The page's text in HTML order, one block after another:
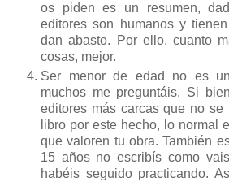
os piden es un resumen,
editores son humanos y
dan abasto. Por ello, cuanto
cosas, mejor.
Ser menor de edad no es
muchos me preguntáis. Si
editores más carcas que no se
libro por este hecho, lo normal
que valoren tu obra. También
15 años no escribís como
habéis seguido practicando.